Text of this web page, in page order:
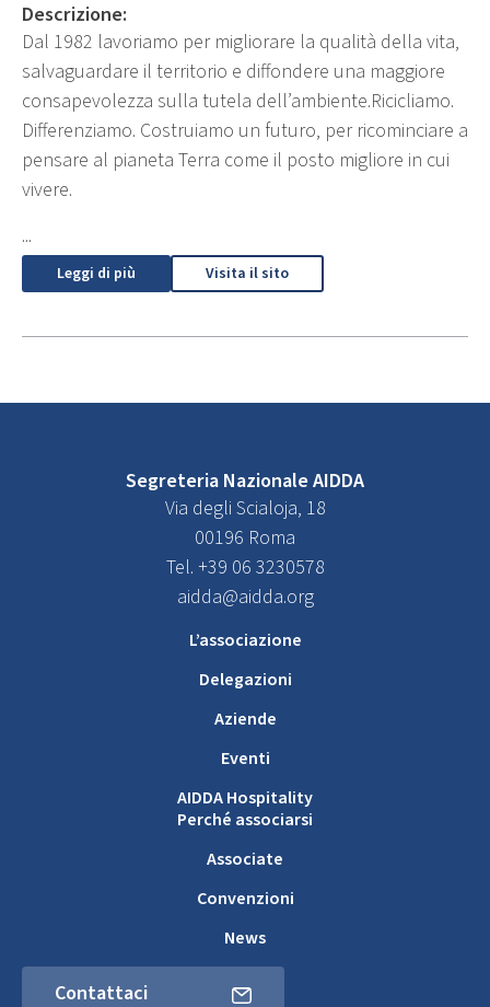
Descrizione:
Dal 1982 lavoriamo per migliorare la qualità della vita,
salvaguardare il territorio e diffondere una maggiore
consapevolezza sulla tutela dell’ambiente.Ricicliamo.
Differenziamo. Costruiamo un futuro, per ricominciare a
pensare al pianeta Terra come il posto migliore in cui
vivere.
...
Leggi di più Visita il sito
Segreteria Nazionale AIDDA
Via degli Scialoja, 18
00196 Roma
Tel. +39 06 3230578
aidda@aidda.org
L’associazione
Delegazioni
Aziende
Eventi
AIDDA Hospitality
Perché associarsi
Associate
Convenzioni
News
Contattaci